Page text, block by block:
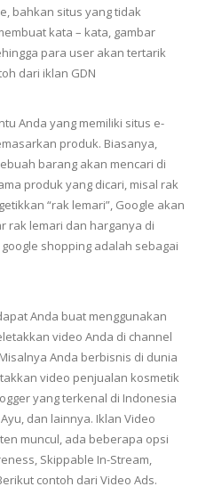
bahkan situs yang tidak
kata – kata, gambar
para user akan tertarik
dari iklan GDN
Anda yang memiliki situs e-
produk. Biasanya,
barang akan mencari di
produk yang dicari, misal rak
“rak lemari”, Google akan
rak lemari dan harganya di
shopping adalah sebagai
Anda buat menggunakan
video Anda di channel
Anda berbisnis di dunia
video penjualan kosmetik
yang terkenal di Indonesia
dan lainnya. Iklan Video
muncul, ada beberapa opsi
Skippable In-Stream,
contoh dari Video Ads.